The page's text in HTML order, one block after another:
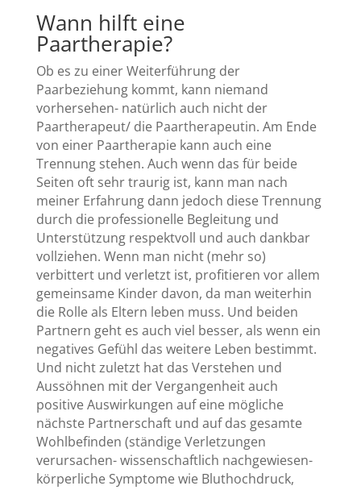
Wann hilft eine
Paartherapie?
Ob es zu einer Weiterführung der
Paarbeziehung kommt, kann niemand
vorhersehen- natürlich auch nicht der
Paartherapeut/ die Paartherapeutin. Am Ende
von einer Paartherapie kann auch eine
Trennung stehen. Auch wenn das für beide
Seiten oft sehr traurig ist, kann man nach
meiner Erfahrung dann jedoch diese Trennung
durch die professionelle Begleitung und
Unterstützung respektvoll und auch dankbar
vollziehen. Wenn man nicht (mehr so)
verbittert und verletzt ist, profitieren vor allem
gemeinsame Kinder davon, da man weiterhin
die Rolle als Eltern leben muss. Und beiden
Partnern geht es auch viel besser, als wenn ein
negatives Gefühl das weitere Leben bestimmt.
Und nicht zuletzt hat das Verstehen und
Aussöhnen mit der Vergangenheit auch
positive Auswirkungen auf eine mögliche
nächste Partnerschaft und auf das gesamte
Wohlbefinden (ständige Verletzungen
verursachen- wissenschaftlich nachgewiesen-
körperliche Symptome wie Bluthochdruck,